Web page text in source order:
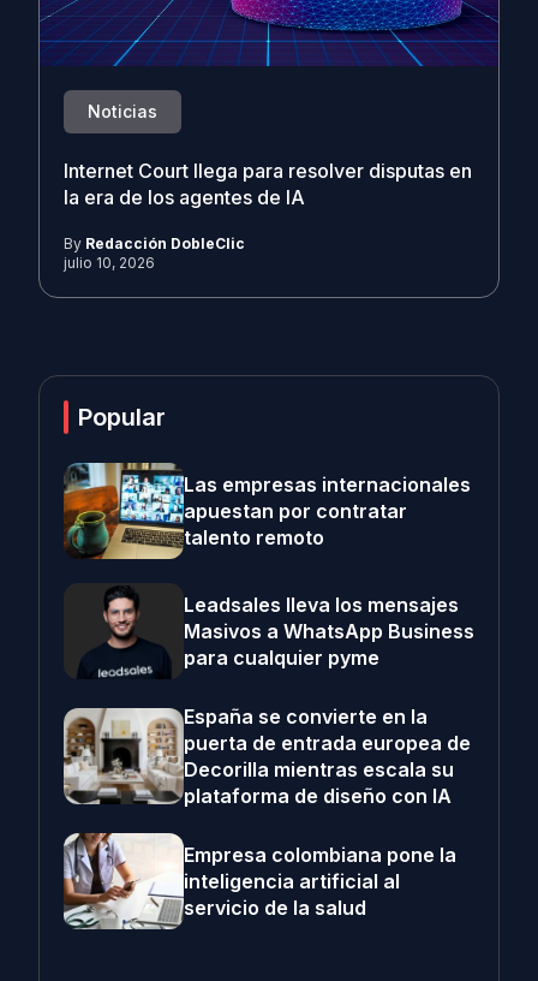
Noticias
Internet Court llega para resolver disputas en
la era de los agentes de IA
By Redacción DobleClic
julio 10, 2026
Popular
Las empresas internacionales
apuestan por contratar
talento remoto
Leadsales lleva los mensajes
Masivos a WhatsApp Business
para cualquier pyme
España se convierte en la
puerta de entrada europea de
Decorilla mientras escala su
plataforma de diseño con IA
Empresa colombiana pone la
inteligencia artificial al
servicio de la salud